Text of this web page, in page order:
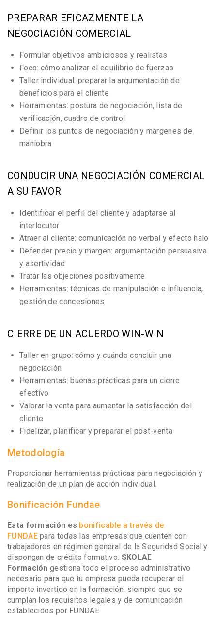
PREPARAR EFICAZMENTE LA
NEGOCIACIÓN COMERCIAL
Formular objetivos ambiciosos y realistas
Foco: cómo analizar el equilibrio de fuerzas
Taller individual: preparar la argumentación de
beneficios para el cliente
Herramientas: postura de negociación, lista de
verificación, cuadro de control
Definir los puntos de negociación y márgenes de
maniobra
CONDUCIR UNA NEGOCIACIÓN COMERCIAL
A SU FAVOR
Identificar el perfil del cliente y adaptarse al
interlocutor
Atraer al cliente: comunicación no verbal y efecto halo
Defender precio y margen: argumentación persuasiva
y asertividad
Tratar las objeciones positivamente
Herramientas: técnicas de manipulación e influencia,
gestión de concesiones
CIERRE DE UN ACUERDO WIN-WIN
Taller en grupo: cómo y cuándo concluir una
negociación
Herramientas: buenas prácticas para un cierre
efectivo
Valorar la venta para aumentar la satisfacción del
cliente
Fidelizar, planificar y preparar el post-venta
Metodología
Proporcionar herramientas prácticas para negociación y
realización de un plan de acción individual.
Bonificación Fundae
Esta formación es bonificable a través de
FUNDAEpara todas las empresas que cuenten con
trabajadores en régimen general de la Seguridad Social y
dispongan de crédito formativo. SKOLAE
Formación gestiona todo el proceso administrativo
necesario para que tu empresa pueda recuperar el
importe invertido en la formación, siempre que se
cumplan los requisitos legales y de comunicación
establecidos por FUNDAE.